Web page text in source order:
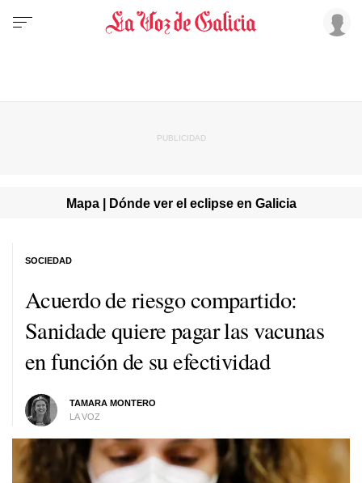
Mapa | Dónde ver el eclipse en Galicia
Acuerdo de riesgo compartido:
Sanidade quiere pagar las vacunas
en función de su efectividad
TAMARA MONTERO
LA VOZ
SOCIEDAD